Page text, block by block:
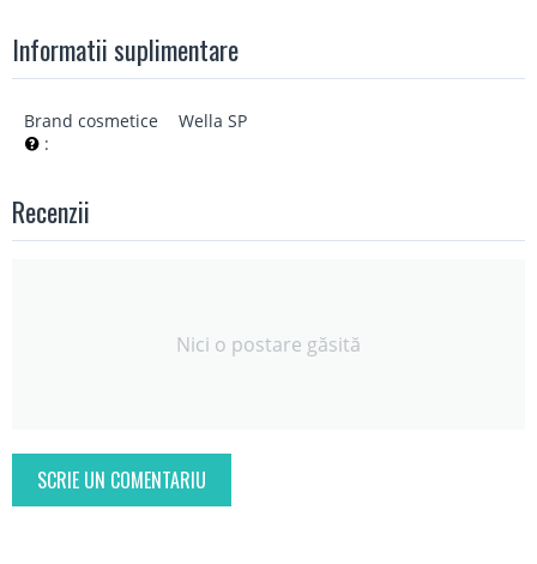
Informatii suplimentare
Brand cosmetice
:
Wella SP
Recenzii
Nici o postare găsită
SCRIE UN COMENTARIU